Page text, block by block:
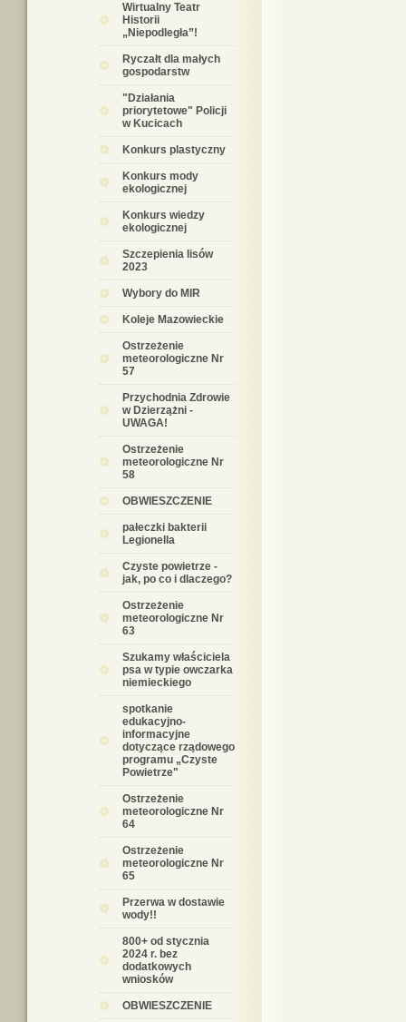
Wirtualny Teatr
Historii
„Niepodległa”!
Ryczałt dla małych
gospodarstw
"Działania
priorytetowe" Policji
w Kucicach
Konkurs plastyczny
Konkurs mody
ekologicznej
Konkurs wiedzy
ekologicznej
Szczepienia lisów
2023
Wybory do MIR
Koleje Mazowieckie
Ostrzeżenie
meteorologiczne Nr
57
Przychodnia Zdrowie
w Dzierzążni -
UWAGA!
Ostrzeżenie
meteorologiczne Nr
58
OBWIESZCZENIE
pałeczki bakterii
Legionella
Czyste powietrze -
jak, po co i dlaczego?
Ostrzeżenie
meteorologiczne Nr
63
Szukamy właściciela
psa w typie owczarka
niemieckiego
spotkanie
edukacyjno-
informacyjne
dotyczące rządowego
programu „Czyste
Powietrze"
Ostrzeżenie
meteorologiczne Nr
64
Ostrzeżenie
meteorologiczne Nr
65
Przerwa w dostawie
wody!!
800+ od stycznia
2024 r. bez
dodatkowych
wniosków
OBWIESZCZENIE